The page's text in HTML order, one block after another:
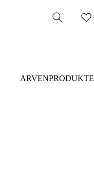
ARVENPRODUKTE